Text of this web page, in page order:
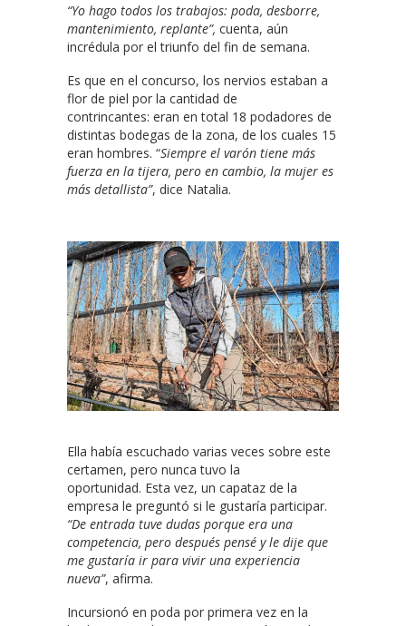
“Yo hago todos los trabajos: poda, desborre,
mantenimiento, replante”, cuenta, aún
incrédula por el triunfo del fin de semana.
Es que en el concurso, los nervios estaban a
flor de piel por la cantidad de
contrincantes: eran en total 18 podadores de
distintas bodegas de la zona, de los cuales 15
eran hombres. “Siempre el varón tiene más
fuerza en la tijera, pero en cambio, la mujer es
más detallista”, dice Natalia.
Ella había escuchado varias veces sobre este
certamen, pero nunca tuvo la
oportunidad. Esta vez, un capataz de la
empresa le preguntó si le gustaría participar.
“De entrada tuve dudas porque era una
competencia, pero después pensé y le dije que
me gustaría ir para vivir una experiencia
nueva”, afirma.
Incursionó en poda por primera vez en la